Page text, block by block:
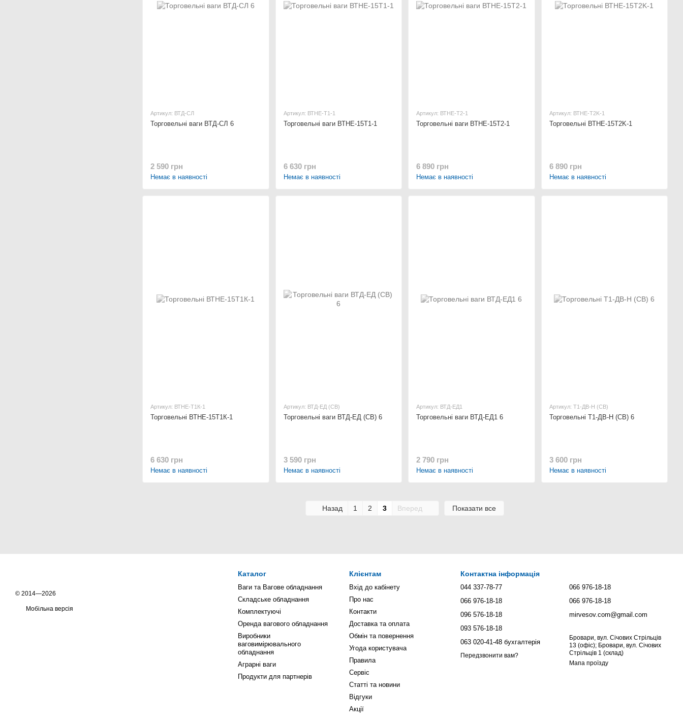
Артикул: ВТД-СЛ
Торговельні ваги ВТД-СЛ 6
2 590 грн
Немає в наявності
Артикул: ВТНЕ-Т1-1
Торговельні ваги ВТНЕ-15Т1-1
6 630 грн
Немає в наявності
Артикул: ВТНЕ-Т2-1
Торговельні ваги ВТНЕ-15Т2-1
6 890 грн
Немає в наявності
Артикул: ВТНЕ-Т2K-1
Торговельні ВТНЕ-15Т2K-1
6 890 грн
Немає в наявності
Артикул: ВТНЕ-Т1К-1
Торговельні ВТНЕ-15Т1К-1
6 630 грн
Немає в наявності
Артикул: ВТД-ЕД (СВ)
Торговельні ваги ВТД-ЕД (СВ) 6
3 590 грн
Немає в наявності
Артикул: ВТД-ЕД1
Торговельні ваги ВТД-ЕД1 6
2 790 грн
Немає в наявності
Артикул: Т1-ДВ-Н (СВ)
Торговельні Т1-ДВ-Н (СВ) 6
3 600 грн
Немає в наявності
Назад 1 2 3 Вперед Показати все
© 2014—2026
Мобільна версія
Каталог
Ваги та Вагове обладнання
Складське обладнання
Комплектуючі
Оренда вагового обладнання
Виробники
ваговимірювального
обладнання
Аграрні ваги
Продукти для партнерів
Клієнтам
Вхід до кабінету
Про нас
Контакти
Доставка та оплата
Обмін та повернення
Угода користувача
Правила
Сервіс
Статті та новини
Відгуки
Акції
Контактна інформація
044 337-78-77
066 976-18-18
096 576-18-18
093 576-18-18
063 020-41-48 бухгалтерія
Передзвонити вам?
066 976-18-18
066 976-18-18
mirvesov.com@gmail.com
Бровари, вул. Січових Стрільців
13 (офіс); Бровари, вул. Січових
Стрільців 1 (склад)
Мапа проїзду